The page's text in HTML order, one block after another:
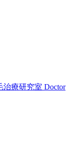
治療研究室 Doctor